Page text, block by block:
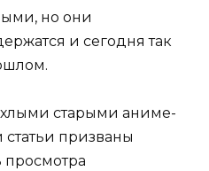
но они
и сегодня так
старыми аниме-
призваны
просмотра